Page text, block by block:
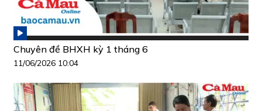
Chuyên đề BHXH kỳ 1 tháng 6
11/06/2026 10:04